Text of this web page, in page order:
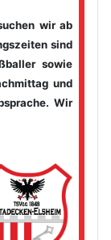
wir ab
sind
sowie
und
Wir